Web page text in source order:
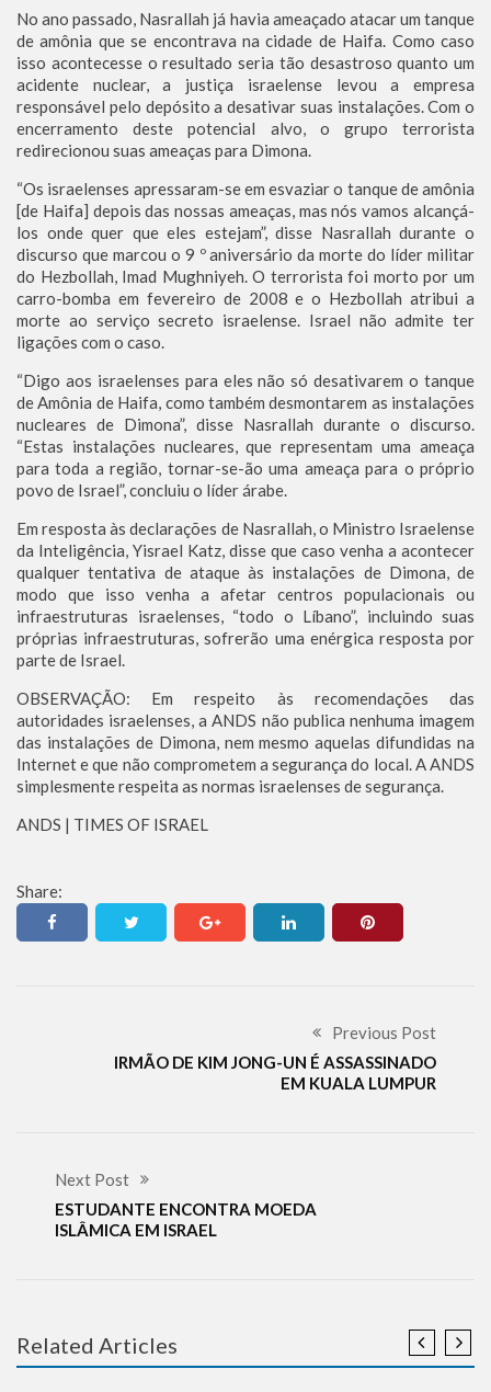
No ano passado, Nasrallah já havia ameaçado atacar um tanque
de amônia que se encontrava na cidade de Haifa. Como caso
isso acontecesse o resultado seria tão desastroso quanto um
acidente nuclear, a justiça israelense levou a empresa
responsável pelo depósito a desativar suas instalações. Com o
encerramento deste potencial alvo, o grupo terrorista
redirecionou suas ameaças para Dimona.
“Os israelenses apressaram-se em esvaziar o tanque de amônia
[de Haifa] depois das nossas ameaças, mas nós vamos alcançá-
los onde quer que eles estejam”, disse Nasrallah durante o
discurso que marcou o 9 º aniversário da morte do líder militar
do Hezbollah, Imad Mughniyeh. O terrorista foi morto por um
carro-bomba em fevereiro de 2008 e o Hezbollah atribui a
morte ao serviço secreto israelense. Israel não admite ter
ligações com o caso.
“Digo aos israelenses para eles não só desativarem o tanque
de Amônia de Haifa, como também desmontarem as instalações
nucleares de Dimona”, disse Nasrallah durante o discurso.
“Estas instalações nucleares, que representam uma ameaça
para toda a região, tornar-se-ão uma ameaça para o próprio
povo de Israel”, concluiu o líder árabe.
Em resposta às declarações de Nasrallah, o Ministro Israelense
da Inteligência, Yisrael Katz, disse que caso venha a acontecer
qualquer tentativa de ataque às instalações de Dimona, de
modo que isso venha a afetar centros populacionais ou
infraestruturas israelenses, “todo o Líbano”, incluindo suas
próprias infraestruturas, sofrerão uma enérgica resposta por
parte de Israel.
OBSERVAÇÃO: Em respeito às recomendações das
autoridades israelenses, a ANDS não publica nenhuma imagem
das instalações de Dimona, nem mesmo aquelas difundidas na
Internet e que não comprometem a segurança do local. A ANDS
simplesmente respeita as normas israelenses de segurança.
ANDS | TIMES OF ISRAEL
Share:
Previous Post
IRMÃO DE KIM JONG-UN É ASSASSINADO
EM KUALA LUMPUR
Next Post
ESTUDANTE ENCONTRA MOEDA
ISLÂMICA EM ISRAEL
Related Articles